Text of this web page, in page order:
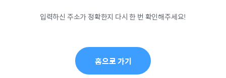
입력하신 주소가 정확한지 다시 한 번 확인해주세요!
홈으로 가기